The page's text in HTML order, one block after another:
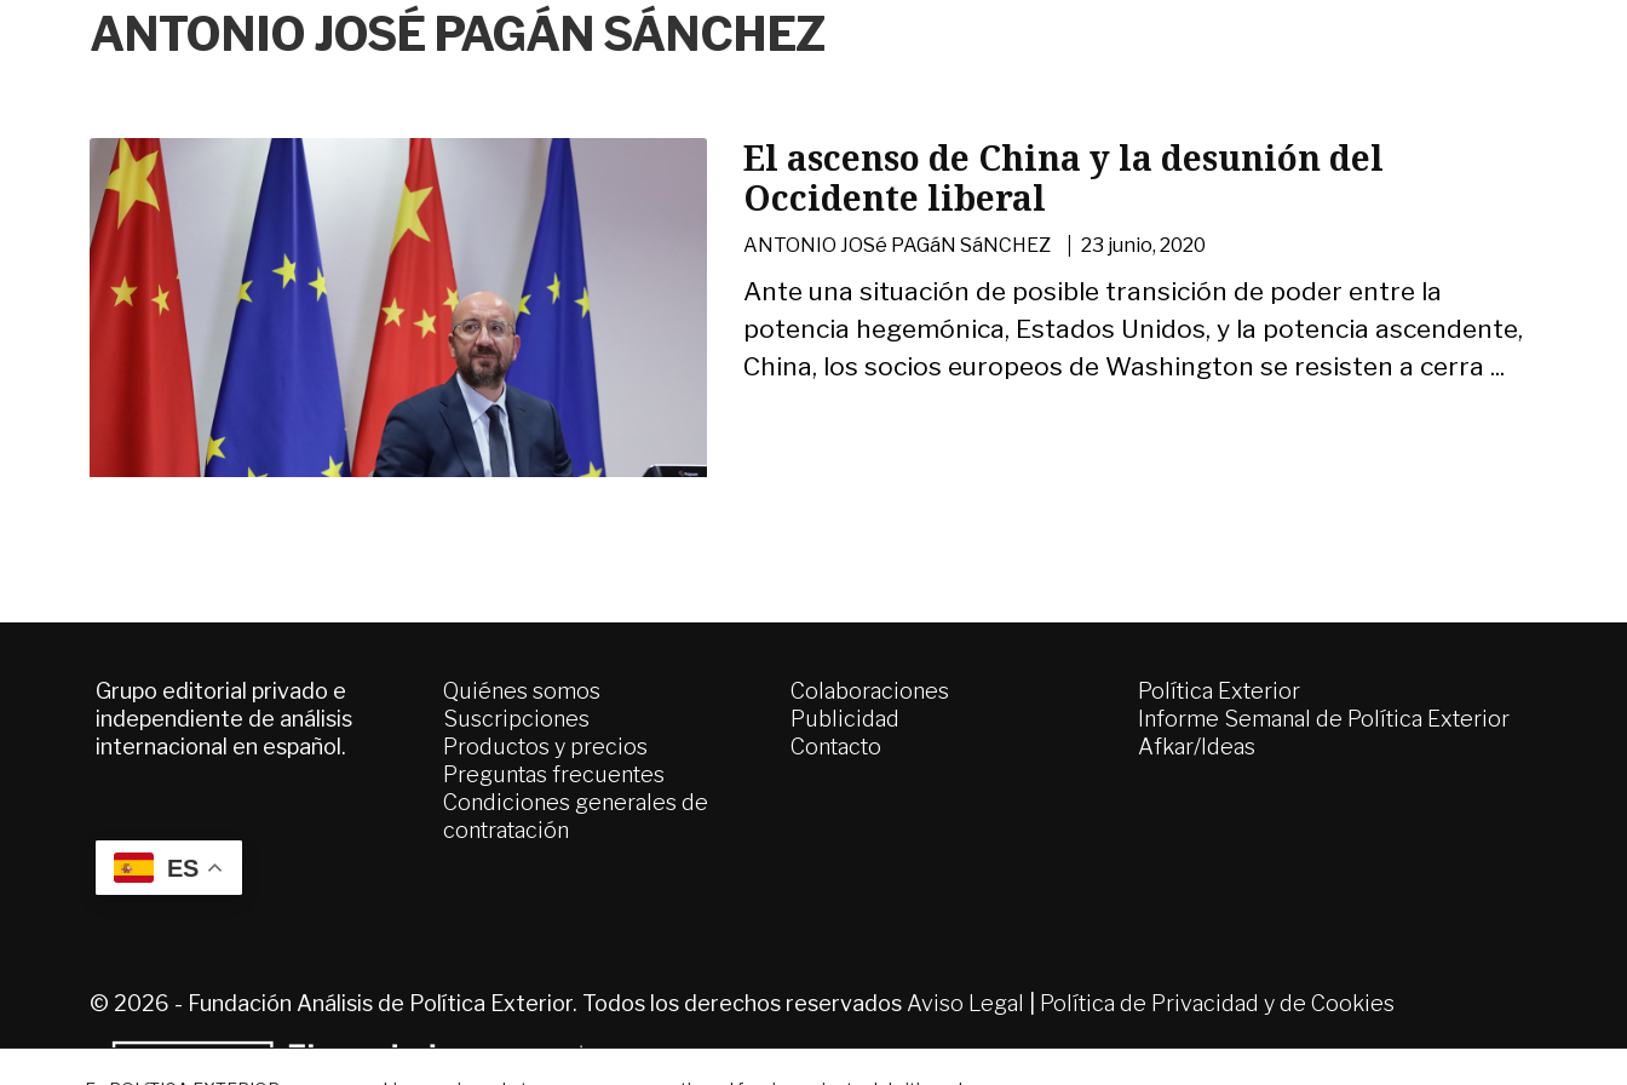
ANTONIO JOSÉ PAGÁN SÁNCHEZ
El ascenso de China y la desunión del
Occidente liberal
ANTONIO JOSé PAGáN SáNCHEZ |23 junio, 2020
Ante una situación de posible transición de poder entre la
potencia hegemónica, Estados Unidos, y la potencia ascendente,
China, los socios europeos de Washington se resisten a cerra ...
Grupo editorial privado e
independiente de análisis
internacional en español.
ES
Quiénes somos
Suscripciones
Productos y precios
Preguntas frecuentes
Condiciones generales de
contratación
Colaboraciones
Publicidad
Contacto
Política Exterior
Informe Semanal de Política Exterior
Afkar/Ideas
© 2026 - Fundación Análisis de Política Exterior. Todos los derechos reservados Aviso Legal Política de Privacidad y de Cookies